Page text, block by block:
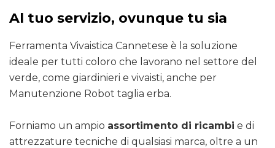
Al tuo servizio, ovunque tu sia
Ferramenta Vivaistica Cannetese è la soluzione
ideale per tutti coloro che lavorano nel settore del
verde, come giardinieri e vivaisti, anche per
Manutenzione Robot taglia erba.
Forniamo un ampio assortimento di ricambi e di
attrezzature tecniche di qualsiasi marca, oltre a un